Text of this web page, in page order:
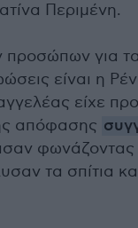
Περιμένη.
προσώπων για
είναι η
είχε
απόφασης
φωνάζοντας
τα σπίτια